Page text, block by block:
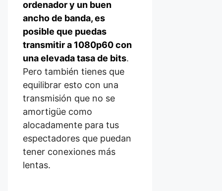
ordenador y un buen
ancho de banda, es
posible que puedas
transmitir a 1080p60 con
una elevada tasa de bits.
Pero también tienes que
equilibrar esto con una
transmisión que no se
amortigüe como
alocadamente para tus
espectadores que puedan
tener conexiones más
lentas.